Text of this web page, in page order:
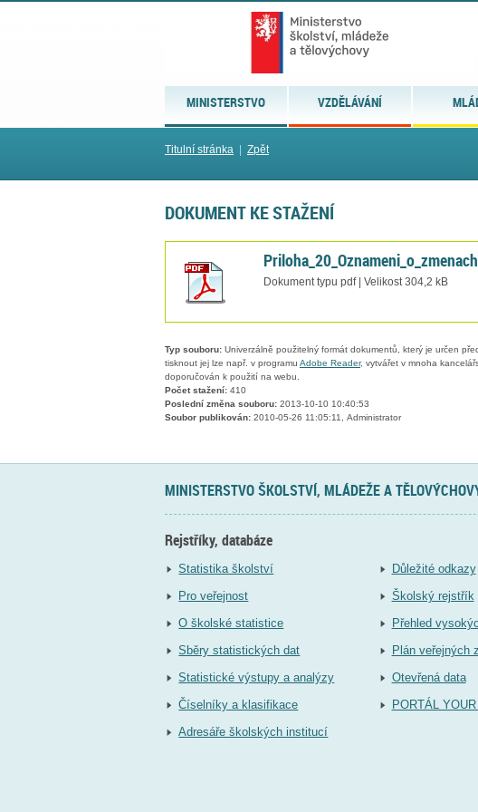
MINISTERSTVO VZDĚLÁVÁNÍ
Titulní stránka Zpět
DOKUMENT KE STAŽENÍ
Dokument typu pdf | Velikost 304,2 kB
Typ souboru: Univerzálně použitelný formát dokumentů, který je určen
tisknout jej lze např. v programu Adobe Reader, vytvářet v mnoha
doporučován k použití na webu.
Počet stažení: 410
Poslední změna souboru: 2013-10-10 10:40:53
Soubor publikován: 2010-05-26 11:05:11, Administrator
MINISTERSTVO ŠKOLSTVÍ, MLÁDEŽE A
Rejstříky, databáze
Statistika školství
Pro veřejnost
O školské statistice
Sběry statistických dat
Statistické výstupy a analýzy
Číselníky a klasifikace
Adresáře školských institucí
Důležité odkazy
Školský rejstřík
Přehled
Plán veřejných
Otevřená data
PORTÁL